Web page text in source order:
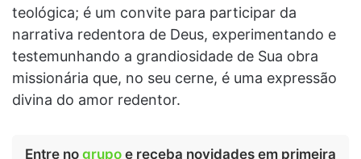
teológica; é um convite para participar da
narrativa redentora de Deus, experimentando e
testemunhando a grandiosidade de Sua obra
missionária que, no seu cerne, é uma expressão
divina do amor redentor.
Entre no grupo e receba novidades em primeira